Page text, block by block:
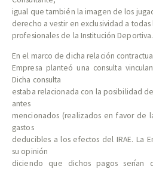
igual que también la imagen de los
derecho a vestir en exclusividad a
profesionales de la Institución Deportiva.
En el marco de dicha relación
Empresa planteó una consulta
Dicha consulta
estaba relacionada con la posibilidad
antes
mencionados (realizados en favor de
gastos
deducibles a los efectos del IRAE. La
su opinión
diciendo que dichos pagos serían